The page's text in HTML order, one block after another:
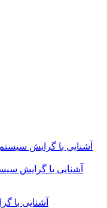
آشنایی با گرایش